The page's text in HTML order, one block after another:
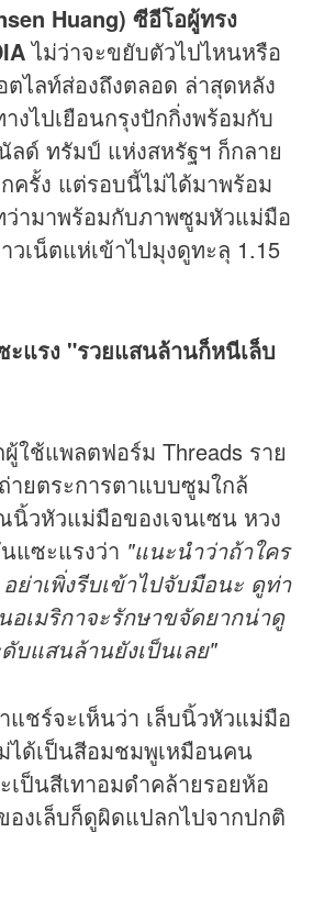
Huang) ซีอีโอผู้ทรง
ไม่ว่าจะขยับตัวไปไหนหรือ
ไลท์ส่องถึงตลอด ล่าสุดหลัง
งไปเยือนกรุงปักกิ่งพร้อมกับ
ลด์ ทรัมป์ แห่งสหรัฐฯ ก็กลาย
ครั้ง แต่รอบนี้ไม่ได้มาพร้อม
ามาพร้อมกับภาพซูมหัวแม่มือ
วเน็ตแห่เข้าไปมุงดูทะลุ 1.15
ะแรง "รวยแสนล้านก็หนีเล็บ
ใช้แพลตฟอร์ม Threads ราย
ายตระการตาแบบซูมใกล้
นิ้วหัวแม่มือของเจนเซน หวง
แซะแรงว่า "แนะนำว่าถ้าใคร
ย่าเพิ่งรีบเข้าไปจับมือนะ ดูท่า
อเมริกาจะรักษาขจัดยากน่าดู
บแสนล้านยังเป็นเลย"
ชร์จะเห็นว่า เล็บนิ้วหัวแม่มือ
ได้เป็นสีอมชมพูเหมือนคน
ป็นสีเทาอมดำคล้ายรอยห้อ
องเล็บก็ดูผิดแปลกไปจากปกติ